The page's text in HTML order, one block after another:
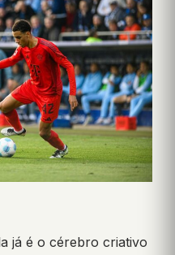
já é o cérebro criativo